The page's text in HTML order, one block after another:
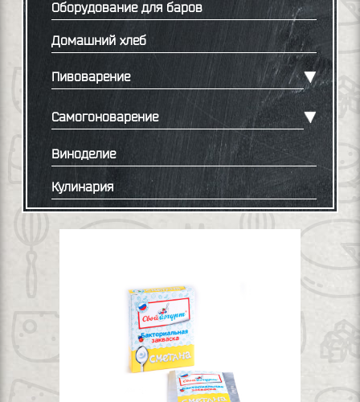
Оборудование для баров
Домашний хлеб
Пивоварение
Самогоноварение
Виноделие
Кулинария